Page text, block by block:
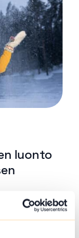
luonto